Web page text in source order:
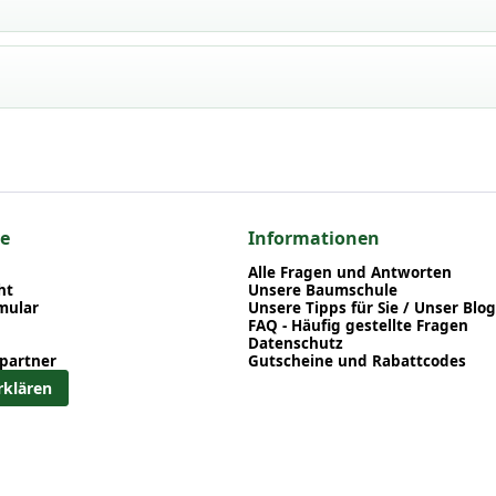
Storchschnabel
einen optimalen Start am neuen Standort geben. Auf
hier gezeigten Artikel Geranium macrorrhizum / Balkan-
- Geranium
Informationen
Alle Fragen und Antworten
Unsere Baumschule
Unsere Tipps für Sie / Unser Blog
FAQ - Häufig gestellte Fragen
Datenschutz
Gutscheine und Rabattcodes